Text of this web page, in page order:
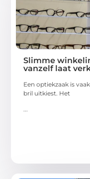
Slimme
vanzelf laat
Een optiekzaak is
bril uitkiest. Het
...